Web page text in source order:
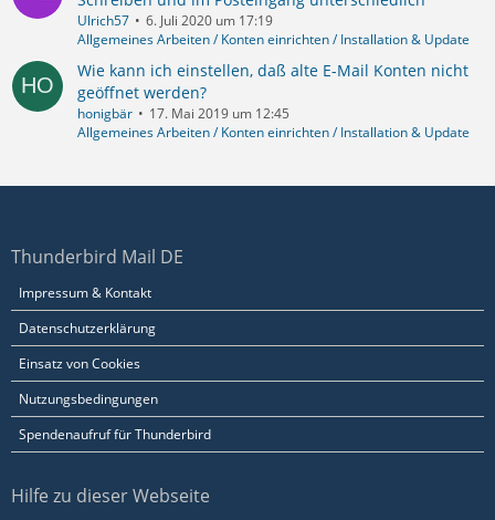
Ulrich57
6. Juli 2020 um 17:19
Allgemeines Arbeiten / Konten einrichten / Installation & Update
Wie kann ich einstellen, daß alte E-Mail Konten nicht
geöffnet werden?
honigbär
17. Mai 2019 um 12:45
Allgemeines Arbeiten / Konten einrichten / Installation & Update
Thunderbird Mail DE
Impressum & Kontakt
Datenschutzerklärung
Einsatz von Cookies
Nutzungsbedingungen
Spendenaufruf für Thunderbird
Hilfe zu dieser Webseite